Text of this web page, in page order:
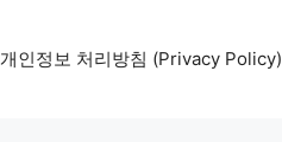
개인정보 처리방침 (Privacy Policy)